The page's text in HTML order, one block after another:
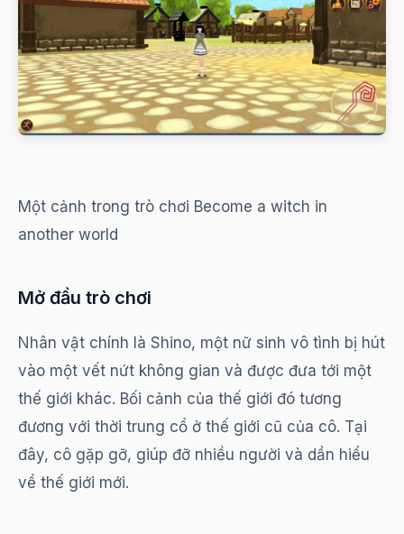
Một cảnh trong trò chơi Become a witch in
another world
Mở đầu trò chơi
Nhân vật chính là Shino, một nữ sinh vô tình bị hút
vào một vết nứt không gian và được đưa tới một
thế giới khác. Bối cảnh của thế giới đó tương
đương với thời trung cổ ở thế giới cũ của cô. Tại
đây, cô gặp gỡ, giúp đỡ nhiều người và dần hiểu
về thế giới mới.